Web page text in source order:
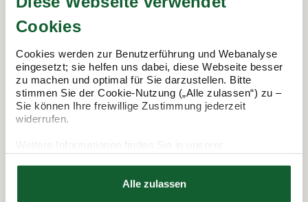
Cookies
Cookies werden zur Benutzerführung und Webanalyse
eingesetzt; sie helfen uns dabei, diese Webseite besser
zu machen und optimal für Sie darzustellen. Bitte
stimmen Sie der Cookie-Nutzung („Alle zulassen“) zu –
Sie können Ihre freiwillige Zustimmung jederzeit
widerrufen.
Datenschutzerklärung
Alle zulassen
So funktioniert's:
Termin vereinbaren